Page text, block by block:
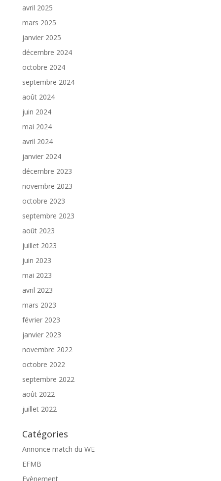
avril 2025
mars 2025
janvier 2025
décembre 2024
octobre 2024
septembre 2024
août 2024
juin 2024
mai 2024
avril 2024
janvier 2024
décembre 2023
novembre 2023
octobre 2023
septembre 2023
août 2023
juillet 2023
juin 2023
mai 2023
avril 2023
mars 2023
février 2023
janvier 2023
novembre 2022
octobre 2022
septembre 2022
août 2022
juillet 2022
Catégories
Annonce match du WE
EFMB
Evènement